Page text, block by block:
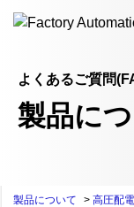
よくあるご質問
製品に
製品について > 高圧配